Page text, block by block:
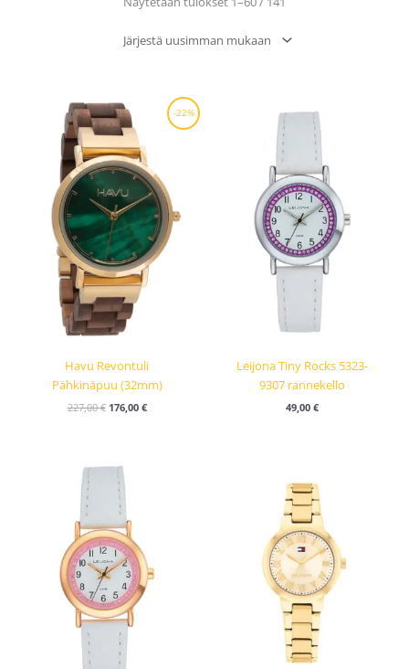
-22%
Havu Revontuli
Pähkinäpuu (32mm)
227,00€
Alkuperäinen
hinta
oli:
227,00 €.
176,00 €
Nykyinen
hinta
Leijona Tiny Rocks 5323-
9307 rannekello
49,00 €